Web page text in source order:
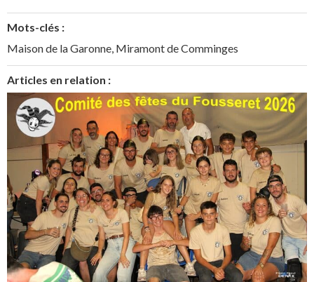
Mots-clés :
Maison de la Garonne Miramont de Comminges
Articles en relation :